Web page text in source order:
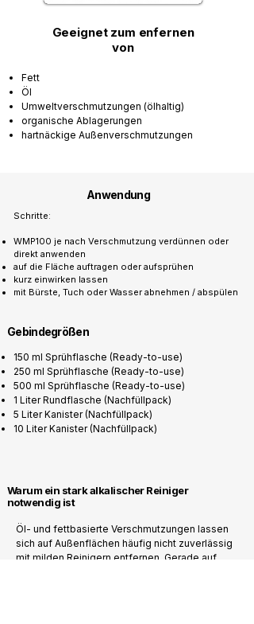
Geeignet zum enfernen
von
Fett
Öl
Umweltverschmutzungen (ölhaltig)
organische Ablagerungen
hartnäckige Außenverschmutzungen
Anwendung
Schritte:
WMP100 je nach Verschmutzung verdünnen oder
direkt anwenden
auf die Fläche auftragen oder aufsprühen
kurz einwirken lassen
mit Bürste, Tuch oder Wasser abnehmen / abspülen
Gebindegrößen
150 ml Sprühflasche (Ready-to-use)
250 ml Sprühflasche (Ready-to-use)
500 ml Sprühflasche (Ready-to-use)
1 Liter Rundflasche (Nachfüllpack)
5 Liter Kanister (Nachfüllpack)
10 Liter Kanister (Nachfüllpack)
Warum ein stark alkalischer Reiniger
notwendig ist
Öl- und fettbasierte Verschmutzungen lassen
sich auf Außenflächen häufig nicht zuverlässig
mit milden Reinigern entfernen. Gerade auf